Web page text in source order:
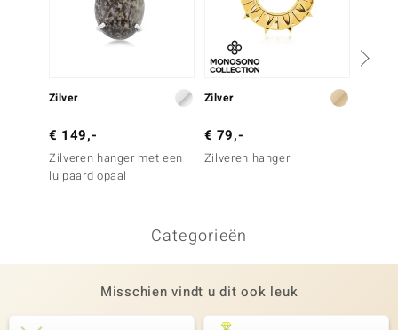
Zilver
€ 149,-
Zilveren hanger met een
luipaard opaal
Zilver
€ 79,-
Zilveren hanger
Categorieën
Misschien vindt u dit ook leuk